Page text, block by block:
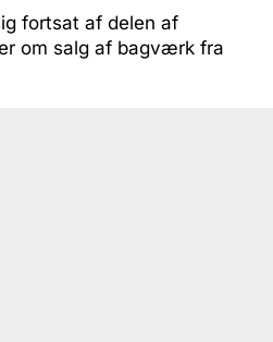
fortsat af delen af
om salg af bagværk fra